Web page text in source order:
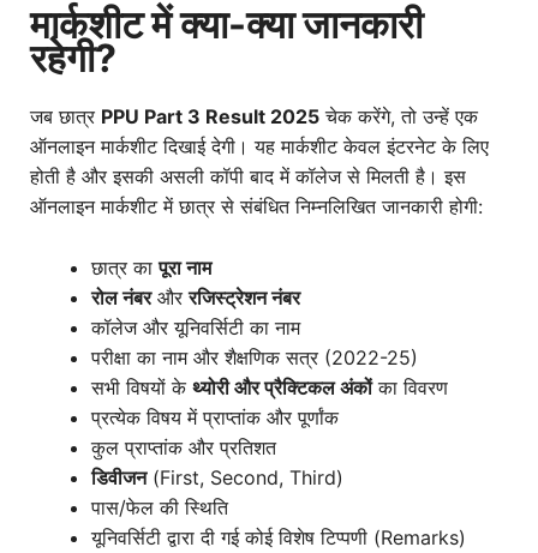
मार्कशीट में क्या-क्या जानकारी
रहेगी?
जब छात्र PPU Part 3 Result 2025 चेक करेंगे, तो उन्हें एक
ऑनलाइन मार्कशीट दिखाई देगी। यह मार्कशीट केवल इंटरनेट के लिए
होती है और इसकी असली कॉपी बाद में कॉलेज से मिलती है। इस
ऑनलाइन मार्कशीट में छात्र से संबंधित निम्नलिखित जानकारी होगी:
छात्र कापूरा नाम
रोल नंबरऔररजिस्ट्रेशन नंबर
कॉलेज और यूनिवर्सिटी का नाम
परीक्षा का नाम और शैक्षणिक सत्र (2022-25)
सभी विषयों के थ्योरी और प्रैक्टिकल अंकोंका विवरण
प्रत्येक विषय में प्राप्तांक और पूर्णांक
कुल प्राप्तांक और प्रतिशत
डिवीजन(First, Second, Third)
पास/फेल की स्थिति
यूनिवर्सिटी द्वारा दी गई कोई विशेष टिप्पणी (Remarks)